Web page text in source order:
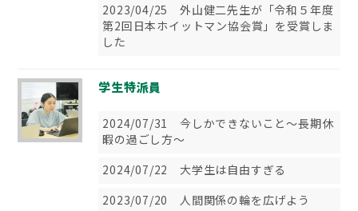
2023/04/25 外山健二先生が「令和５年度
第2回日本ホイットマン協会賞」を受賞しま
した
学生特派員
2024/07/31 今しかできないこと～長期休
暇の過ごし方～
2024/07/22 大学生は自由すぎる
2023/07/20 人間関係の輪を広げよう